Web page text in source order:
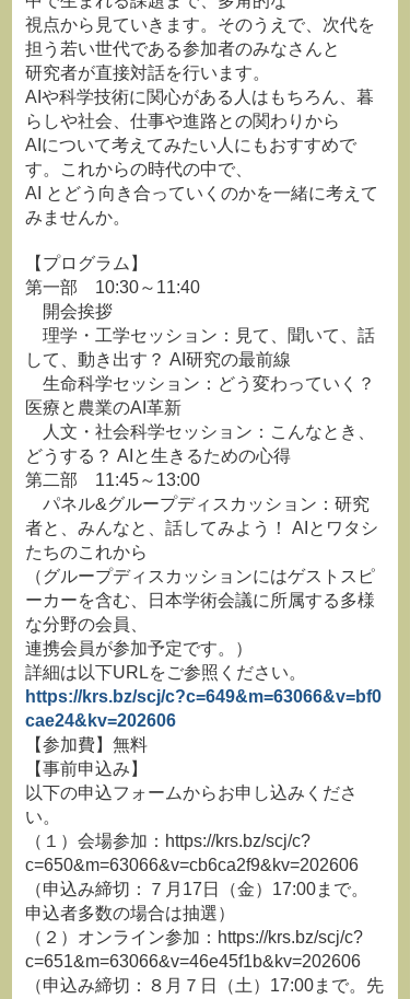
視点から見ていきます。そのうえで、次代を
担う若い世代である参加者のみなさんと
研究者が直接対話を行います。
AIや科学技術に関心がある人はもちろん、暮
らしや社会、仕事や進路との関わりから
AIについて考えてみたい人にもおすすめで
す。これからの時代の中で、
AI とどう向き合っていくのかを一緒に考えて
みませんか。
【プログラム】
第一部 10:30～11:40
開会挨拶
理学・工学セッション：見て、聞いて、話
して、動き出す？ AI研究の最前線
生命科学セッション：どう変わっていく？
医療と農業のAI革新
人文・社会科学セッション：こんなとき、
どうする？ AIと生きるための心得
第二部 11:45～13:00
パネル&グループディスカッション：研究
者と、みんなと、話してみよう！ AIとワタシ
たちのこれから
（グループディスカッションにはゲストスピ
ーカーを含む、日本学術会議に所属する多様
な分野の会員、
連携会員が参加予定です。）
詳細は以下URLをご参照ください。
https://krs.bz/scj/c?c=649&m=63066&v=bf0
cae24&kv=202606
【参加費】無料
【事前申込み】
以下の申込フォームからお申し込みくださ
い。
（１）会場参加：https://krs.bz/scj/c?
c=650&m=63066&v=cb6ca2f9&kv=202606
（申込み締切：７月17日（金）17:00まで。
申込者多数の場合は抽選）
（２）オンライン参加：https://krs.bz/scj/c?
c=651&m=63066&v=46e45f1b&kv=202606
（申込み締切：８月７日（土）17:00まで。先